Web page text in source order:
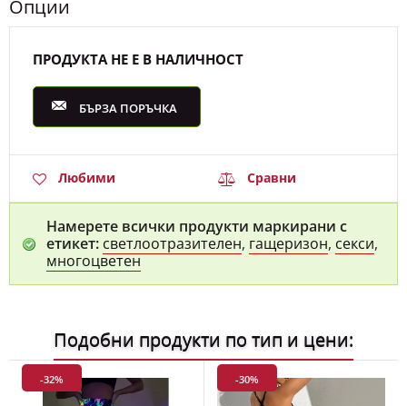
етикет:светлоотразителен, гащеризон, секси
многоцветен
-32% -30%